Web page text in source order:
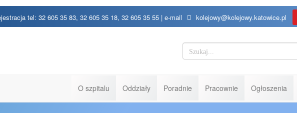
tel: 32 605 35 83, 32 605 35 18, 32 605 35 55 | e-mail kolejowy@kolejowy.katowice.pl
O szpitalu Oddziały Poradnie Pracownie Ogłoszenia